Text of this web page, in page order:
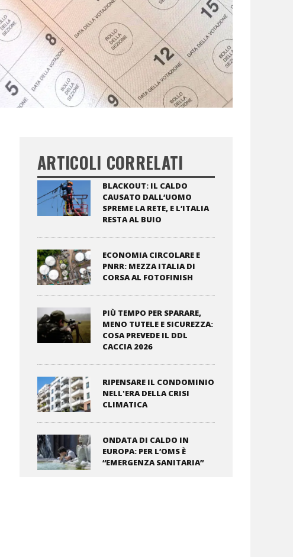
ARTICOLI CORRELATI
BLACKOUT: IL CALDO
CAUSATO DALL’UOMO
SPREME LA RETE, E L’ITALIA
RESTA AL BUIO
ECONOMIA CIRCOLARE E
PNRR: MEZZA ITALIA DI
CORSA AL FOTOFINISH
PIÙ TEMPO PER SPARARE,
MENO TUTELE E SICUREZZA:
COSA PREVEDE IL DDL
CACCIA 2026
RIPENSARE IL CONDOMINIO
NELL'ERA DELLA CRISI
CLIMATICA
ONDATA DI CALDO IN
EUROPA: PER L’OMS È
“EMERGENZA SANITARIA”